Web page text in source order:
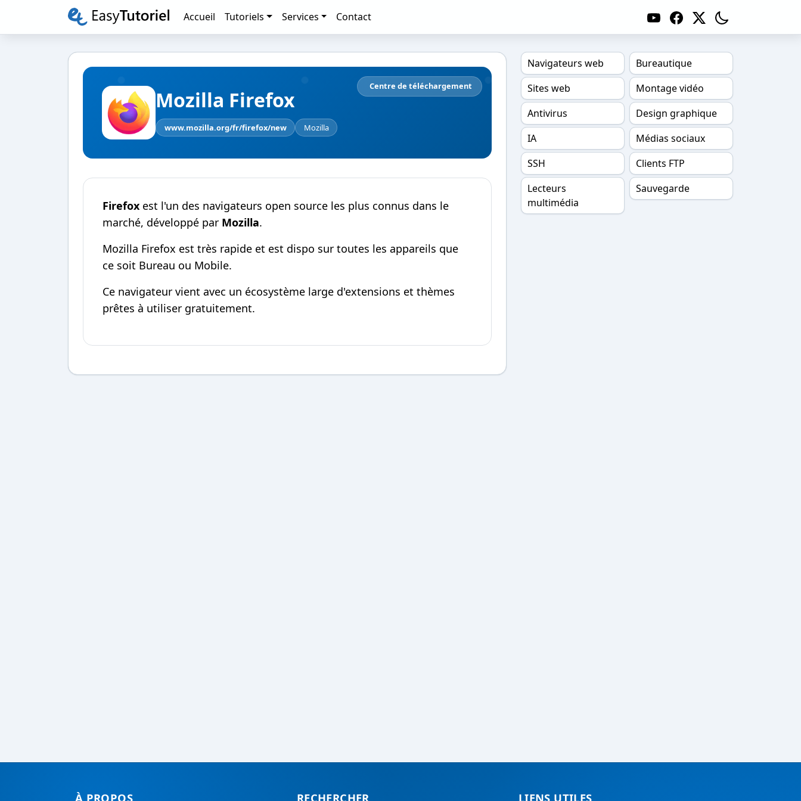
Accueil Tutoriels Services Contact
Centre de téléchargement
Mozilla Firefox
www.mozilla.org/fr/firefox/new Mozilla
Firefox est l'un des navigateurs open source les plus connus dans le
marché, développé par Mozilla.
Mozilla Firefox est très rapide et est dispo sur toutes les appareils que
ce soit Bureau ou Mobile.
Ce navigateur vient avec un écosystème large d'extensions et thèmes
prêtes à utiliser gratuitement.
Navigateurs web
Bureautique
Sites web
Montage vidéo
Antivirus
Design graphique
IA
Médias sociaux
SSH
Clients FTP
Lecteurs
multimédia
Sauvegarde
À PROPOS RECHERCHER LIENS UTILES